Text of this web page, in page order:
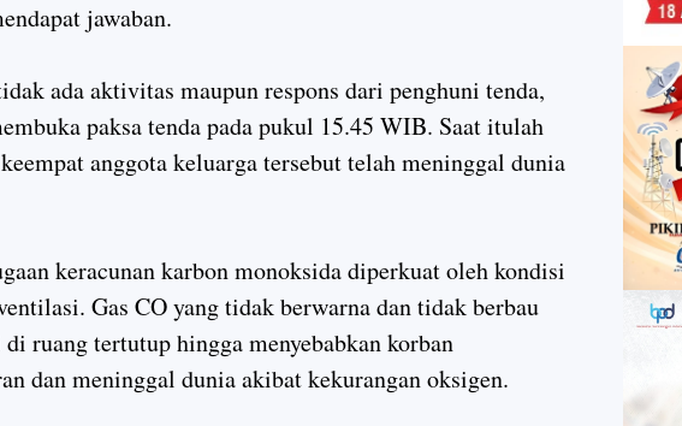
jawaban.
ada aktivitas maupun respons dari penghuni tenda,
paksa tenda pada pukul 15.45 WIB. Saat itulah
anggota keluarga tersebut telah meninggal dunia
keracunan karbon monoksida diperkuat oleh kondisi
Gas CO yang tidak berwarna dan tidak berbau
ruang tertutup hingga menyebabkan korban
dan meninggal dunia akibat kekurangan oksigen.